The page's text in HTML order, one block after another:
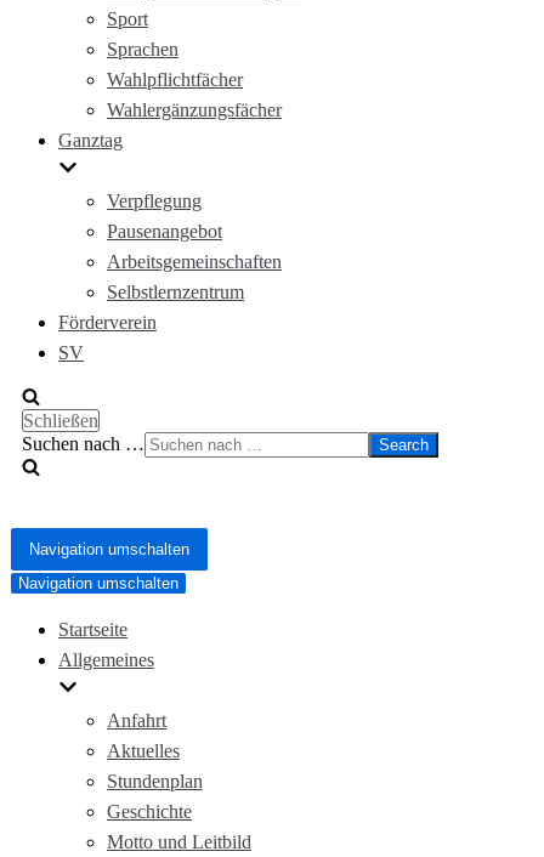
Sport
Sprachen
Wahlpflichtfächer
Wahlergänzungsfächer
Ganztag
Verpflegung
Pausenangebot
Arbeitsgemeinschaften
Selbstlernzentrum
Förderverein
SV
Schließen
Suchen nach …
Navigation umschalten
Navigation umschalten
Startseite
Allgemeines
Anfahrt
Aktuelles
Stundenplan
Geschichte
Motto und Leitbild